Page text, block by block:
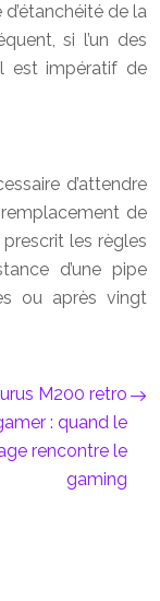
de la
si l’un des
est impératif de
d’attendre
de
les règles
d’une pipe
ou après vingt
M200 retro
: quand le
rencontre le
gaming